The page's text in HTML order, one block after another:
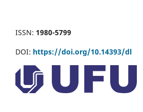
ISSN: 1980-5799
DOI: https://doi.org/10.14393/dl